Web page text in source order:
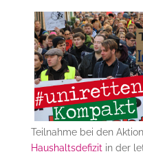
Teilnahme bei den
Haushaltsdefizit in der